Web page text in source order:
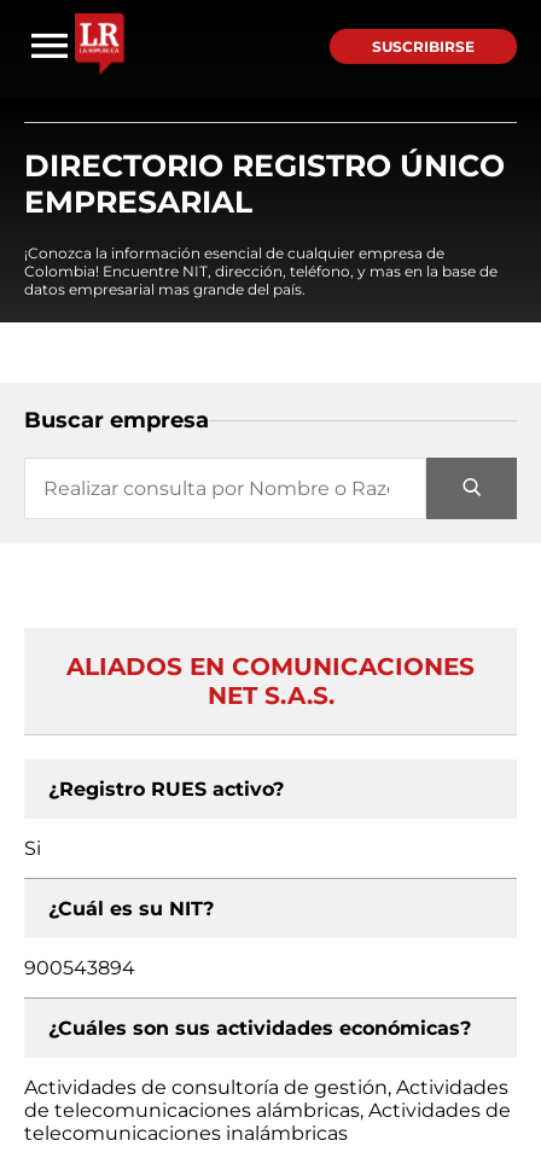
SUSCRIBIRSE
DIRECTORIO REGISTRO ÚNICO
EMPRESARIAL
¡Conozca la información esencial de cualquier empresa de
Colombia! Encuentre NIT, dirección, teléfono, y mas en la base de
datos empresarial mas grande del país.
Buscar empresa
ALIADOS EN COMUNICACIONES
NET S.A.S.
¿Registro RUES activo?
Si
¿Cuál es su NIT?
900543894
¿Cuáles son sus actividades económicas?
Actividades de consultoría de gestión, Actividades
de telecomunicaciones alámbricas, Actividades de
telecomunicaciones inalámbricas